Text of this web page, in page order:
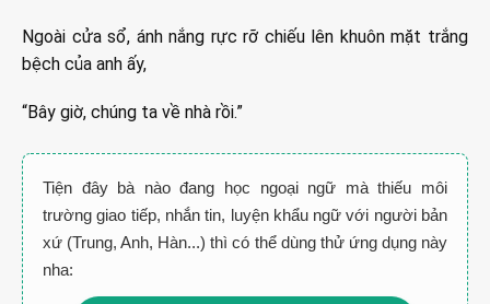
Ngoài cửa sổ, ánh nắng rực rỡ chiếu lên khuôn mặt trắng
bệch của anh ấy,
“Bây giờ, chúng ta về nhà rồi.”
Tiện đây bà nào đang học ngoại ngữ mà thiếu môi
trường giao tiếp, nhắn tin, luyện khẩu ngữ với người bản
xứ (Trung, Anh, Hàn...) thì có thể dùng thử ứng dụng này
nha: